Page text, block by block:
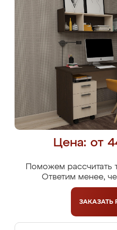
Цена: от
Поможем рассчитать
Ответим менее,
ЗАКАЗАТЬ